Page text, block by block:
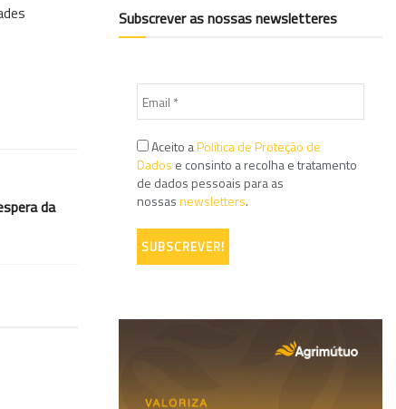
da
Subscrever as nossas newsletteres
Aceito aPolítica de Proteção de
Dados e consinto a recolha e tratamento
de dados pessoais para as
nossasnewsletters.